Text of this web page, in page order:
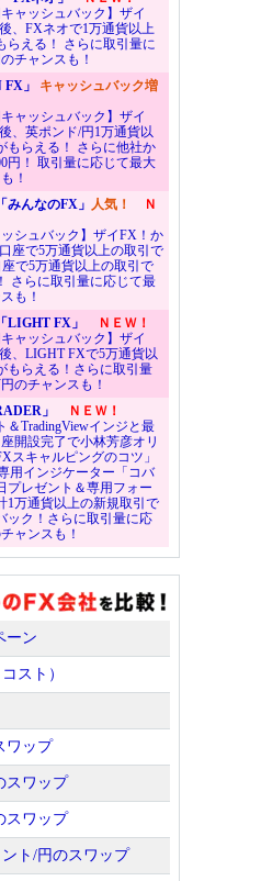
キャッシュバック】ザイ
、FXネオで1万通貨以上
らえる！ さらに取引量に
チャンスも！
」 キャッシュバック増
キャッシュバック】ザイ
、英ポンド/円1万通貨以
もらえる！ さらに他社か
円！ 取引量に応じて最大
！
みんなのFX」 人気！
Ｎ
ッシュバック】ザイFX！か
座で5万通貨以上の取引で
で5万通貨以上の取引で
さらに取引量に応じて最
も！
LIGHT FX」
ＮＥＷ！
キャッシュバック】ザイ
、LIGHT FXで5万通貨以
もらえる！さらに取引量
のチャンスも！
」
ＮＥＷ！
＆TradingViewインジと最
開設完了で小林芳彦オリ
スキャルピングのコツ」
用インジケーター「コバ
プレゼント＆専用フォー
1万通貨以上の新規取引で
ック！さらに取引量に応
ャンスも！
ーン
スト）
ワップ
スワップ
スワップ
ト/円のスワップ